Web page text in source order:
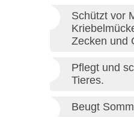
Schützt vor
Zecken und
Pflegt und
Tieres.
Beugt